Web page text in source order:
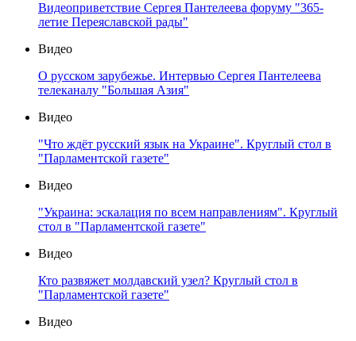
Видеоприветствие Сергея Пантелеева форуму "365-
летие Переяславской рады"
Видео
О русском зарубежье. Интервью Сергея Пантелеева
телеканалу "Большая Азия"
Видео
"Что ждёт русский язык на Украине". Круглый стол в
"Парламентской газете"
Видео
"Украина: эскалация по всем направлениям". Круглый
стол в "Парламентской газете"
Видео
Кто развяжет молдавский узел? Круглый стол в
"Парламентской газете"
Видео